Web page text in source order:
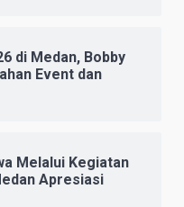
di Medan, Bobby
Event dan
Melalui Kegiatan
Apresiasi